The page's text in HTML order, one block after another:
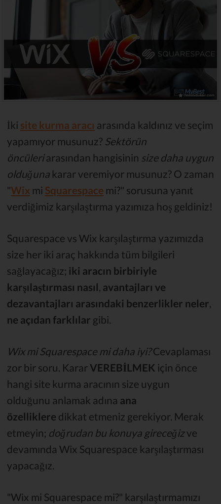
İki site kurma aracı arasında kaldınız ve seçim
yapamıyor musunuz? Sektörün
öncüleriarasından hangisinin size daha uygun
olduğuna karar veremiyor musunuz? O zaman
"Wix mi Squarespace mi?" sorusuna yanıt
verdiğimiz karşılaştırma yazımıza hoş geldiniz!
Squarespace vs Wix karşılaştırma yazımızda
size her iki araç hakkında tüm bilgileri
sağlayacağız; iki aracın birbiriyle
karşılaştırması nasıl, avantajları ve
dezavantajları arasındaki benzerlikler neler,
ne açıdan farklılar gibi.
Wix mi Squarespace mi daha iyi?Cevaplaması
zor bir soru. KararVEREBİLMEK için önce
hangi site kurma aracının size uygun
olduğunu anlamak adına ana
özelliklere dikkat etmeniz gerekiyor. Merak
etmeyin; doğrudan bu konuya gireceğizve
devamında Wix Squarespace karşılaştırması
yapacağız.
"Wix mi Squarespace mi?" karşılaştırmamızı